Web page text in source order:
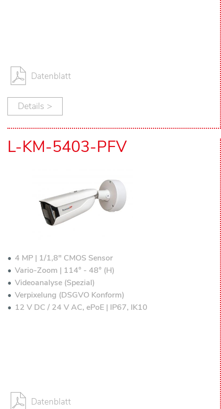
Datenblatt
Details >
L-KM-5403-PFV
4 MP | 1/1,8" CMOS Sensor
Vario-Zoom | 114° - 48° (H)
Videoanalyse (Spezial)
Verpixelung (DSGVO Konform)
12 V DC / 24 V AC, ePoE | IP67, IK10
Datenblatt